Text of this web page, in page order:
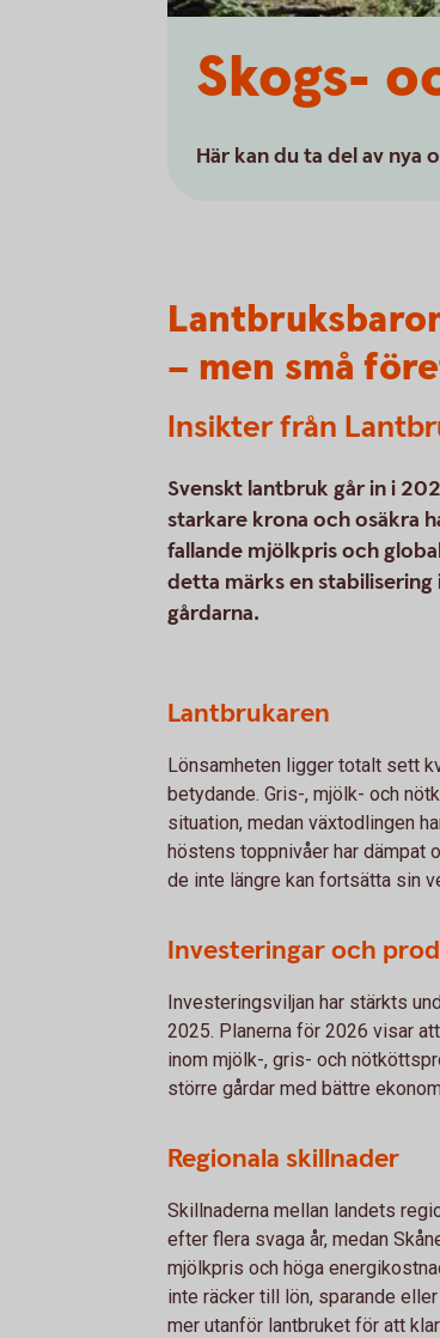
Skogs-
Här kan du ta del av
– men små
Insikter från
Svenskt lantbruk går in i
starkare krona och osäkra
fallande mjölkpris och
detta märks en
gårdarna.
Lantbrukaren
Lönsamheten ligger totalt sett
betydande. Gris-, mjölk- och
situation, medan växtodlingen
höstens toppnivåer har dämpat
de inte längre kan fortsätta sin
Investeringar och
Investeringsviljan har stärkts
2025. Planerna för 2026 visar
inom mjölk-, gris- och
större gårdar med bättre
Regionala skillnader
Skillnaderna mellan landets
efter flera svaga år, medan
mjölkpris och höga
inte räcker till lön, sparande
mer utanför lantbruket för att